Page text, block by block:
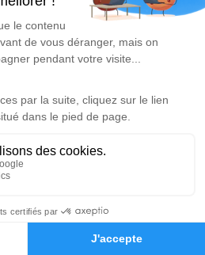
Hommages
la mémoire de Marcel
d’arbre hommage est
de Rezé